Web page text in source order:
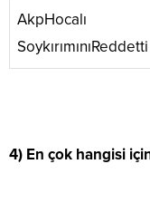
AkpHocalı
SoykırımınıReddetti
4) En çok hangisi